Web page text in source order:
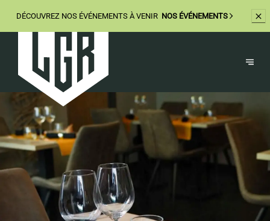
DÉCOUVREZ NOS ÉVÉNEMENTS À VENIR NOS ÉVÉNEMENTS